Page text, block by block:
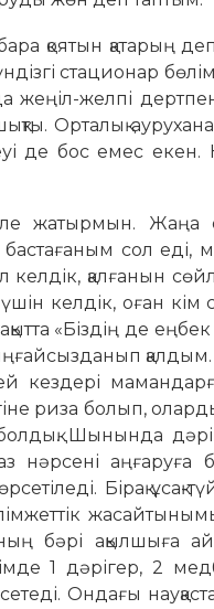
қоятын қатарың
стационар
жеңіл-желпі
Орталық
де бос емес екен.
жатырмын.
сол еді,
қалғанын
үшін келдік, оған
«Біздің де
қалдым.
кездері
риза болып,
Шынында
аңғаруға
Бірақ
бәрі ақылшыға
1 дәрігер, 2
Ондағы